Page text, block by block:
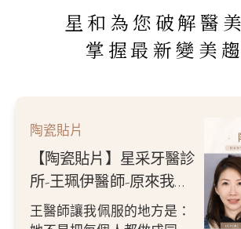
星和為您破解醫
掌握最新變美
陶瓷貼片
【陶瓷貼片】星采牙醫診
所-王珮伊醫師-原來我的
不愛笑，只是不喜歡自己
王醫師讓我佩服的地方是：